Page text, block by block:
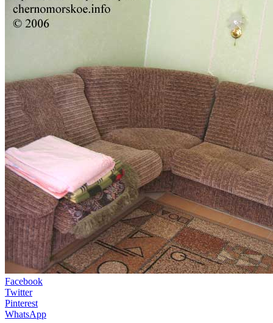
Facebook
Twitter
Pinterest
WhatsApp